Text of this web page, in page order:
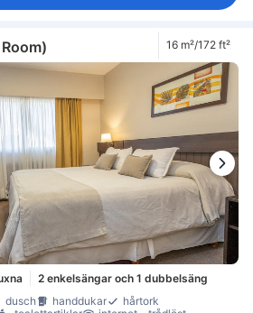
Säkerhets-/skyddsfunktioner
16 m²/172 ft²
2 enkelsängar och 1 dubbelsäng
dusch handdukar
hårtork